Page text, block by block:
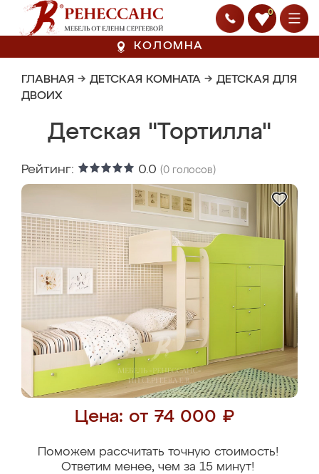
0
КОЛОМНА
ГЛАВНАЯ → ДЕТСКАЯ КОМНАТА → ДЕТСКАЯ ДЛЯ
ДВОИХ
Детская "Тортилла"
Рейтинг: 0.0 (0 голосов)
Цена: от 74 000 ₽
Поможем рассчитать точную стоимость!
Ответим менее, чем за 15 минут!